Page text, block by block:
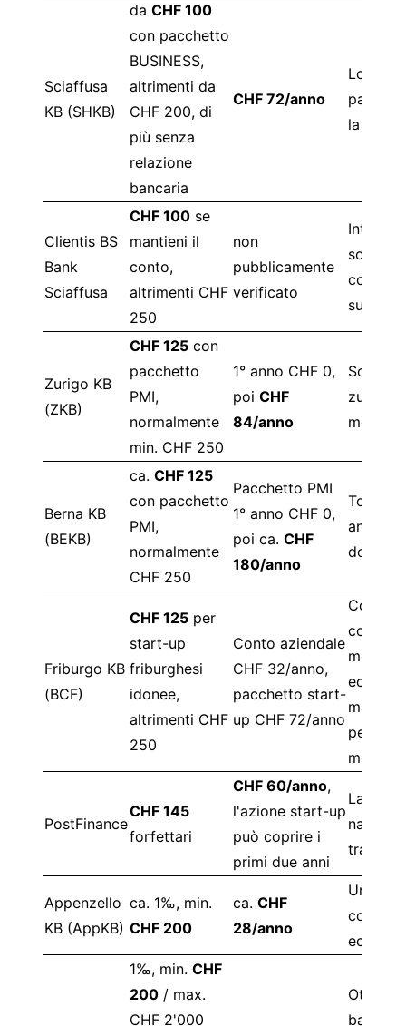
Sciaffusa
KB (SHKB)
da CHF 100
con pacchetto
BUSINESS,
altrimenti da
CHF 200, di
più senza
relazione
bancaria
CHF 72/anno
Lo
la
Clientis BS
Bank
Sciaffusa
CHF 100 se
mantieni il
conto,
altrimenti CHF
250
non
pubblicamente
verificato
solo con
conto
Zurigo KB
(ZKB)
CHF 125 con
pacchetto
PMI,
normalmente
min. CHF 250
1° anno CHF 0,
poi CHF
84/anno
molto
Berna KB
(BEKB)
ca. CHF 125
con pacchetto
PMI,
normalmente
CHF 250
Pacchetto PMI
1° anno CHF 0,
poi ca. CHF
180/anno
Top il
anno,
dopo
Friburgo KB
(BCF)
CHF 125 per
start-up
friburghesi
idonee,
altrimenti CHF
250
Conto aziendale
CHF 32/anno,
pacchetto start-
up CHF 72/anno
Conto
corrente
molto
ma
per
PostFinance
CHF 145
forfettari
CHF 60/anno,
l'azione start-up
può coprire i
primi due anni
La
Appenzello
KB (AppKB)
ca. 1‰, min.
CHF 200
ca. CHF
28/anno
Uno
correnti
1‰, min. CHF
200 / max.
CHF 2'000
Ottimo
basso